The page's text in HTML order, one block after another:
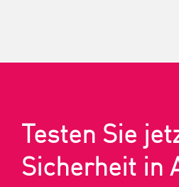
Testen Sie
Sicherheit in